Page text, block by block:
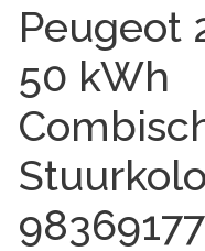
Peugeot
50 kWh